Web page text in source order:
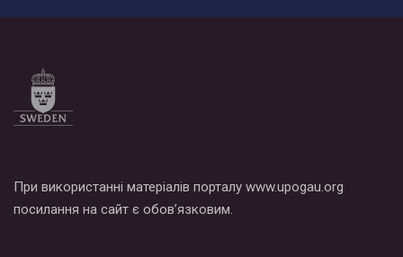
При використанні матеріалів порталу www.upogau.org
посилання на сайт є обов’язковим.